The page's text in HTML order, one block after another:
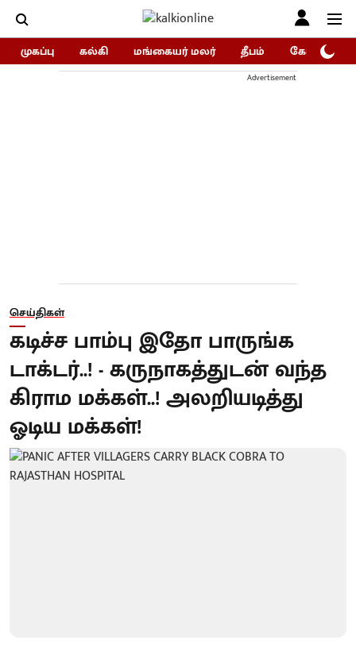
முகப்பு கல்கி மங்கையர் மலர் தீபம் கோகுலம்/
Advertisement
செய்திகள்
கடிச்ச பாம்பு இதோ பாருங்க
டாக்டர்..! - கருநாகத்துடன் வந்த
கிராம மக்கள்..! அலறியடித்து
ஓடிய மக்கள்!